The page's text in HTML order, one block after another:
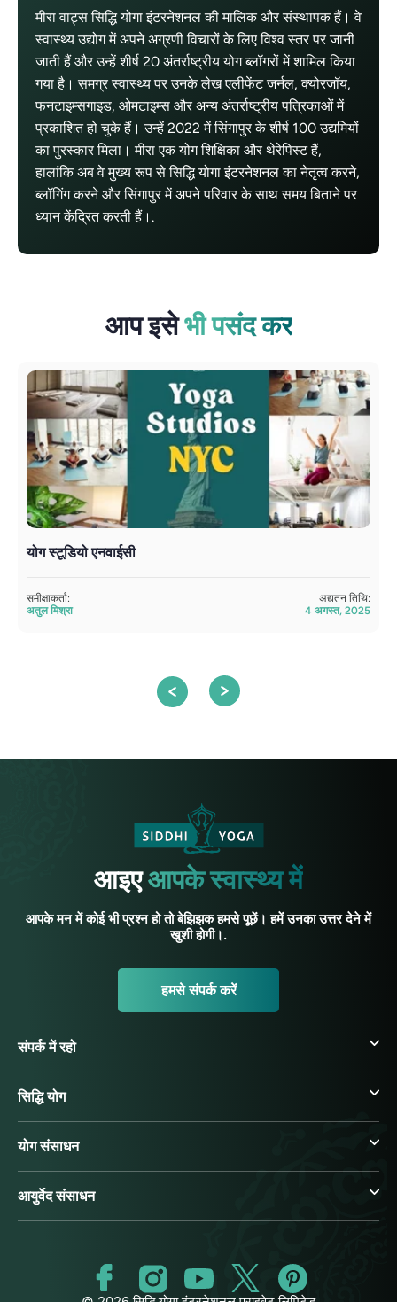
मीरा वाट्स सिद्धि योगा इंटरनेशनल की मालिक और संस्थापक हैं। वे
स्वास्थ्य उद्योग में अपने अग्रणी विचारों के लिए विश्व स्तर पर जानी
जाती हैं और उन्हें शीर्ष 20 अंतर्राष्ट्रीय योग ब्लॉगरों में शामिल किया
गया है। समग्र स्वास्थ्य पर उनके लेख एलीफेंट जर्नल, क्योरजॉय,
फनटाइम्सगाइड, ओमटाइम्स और अन्य अंतर्राष्ट्रीय पत्रिकाओं में
प्रकाशित हो चुके हैं। उन्हें 2022 में सिंगापुर के शीर्ष 100 उद्यमियों
का पुरस्कार मिला। मीरा एक योग शिक्षिका और थेरेपिस्ट हैं,
हालांकि अब वे मुख्य रूप से सिद्धि योगा इंटरनेशनल का नेतृत्व करने,
ब्लॉगिंग करने और सिंगापुर में अपने परिवार के साथ समय बिताने पर
ध्यान केंद्रित करती हैं।.
आप इसेभी पसंद कर
योग स्टूडियो एनवाईसी
समीक्षाकर्ता:
अतुल मिश्रा
अद्यतन तिथि:
4 अगस्त, 2025
आइएआपके स्वास्थ्य में
आपके मन में कोई भी प्रश्न हो तो बेझिझक हमसे पूछें। हमें उनका उत्तर देने में
खुशी होगी।.
हमसे संपर्क करें
संपर्क में रहो
सिद्धि योग
योग संसाधन
आयुर्वेद संसाधन